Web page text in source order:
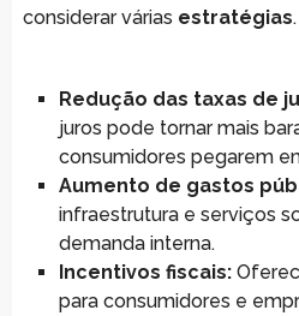
considerar várias estratégias
Redução das taxas de
juros pode tornar mais
consumidores pegarem
Aumento de gastos
infraestrutura e serviços
demanda interna.
Incentivos fiscais:
para consumidores e